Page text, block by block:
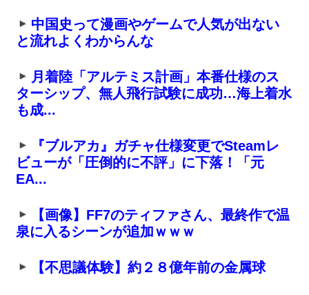
中国史って漫画やゲームで人気が出ない
と流れよくわからんな
月着陸「アルテミス計画」本番仕様のス
ターシップ、無人飛行試験に成功…海上着水
も成...
『ブルアカ』ガチャ仕様変更でSteamレ
ビューが「圧倒的に不評」に下落！「元
EA...
【画像】FF7のティファさん、最終作で温
泉に入るシーンが追加ｗｗｗ
【不思議体験】約２８億年前の金属球